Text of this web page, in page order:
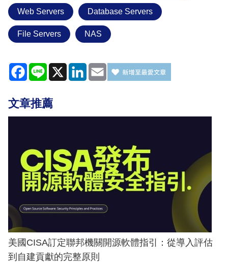
Web Servers Database Servers
File Servers NAS
Facebook
Line X LinkedIn
Email
文章推薦
美國CISA訂定聯邦機關開源軟體指引：從導入評估
到自建貢獻的完整原則